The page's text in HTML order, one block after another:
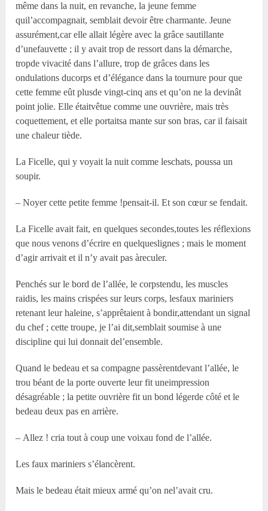
même dans la nuit, en revanche, la jeune femme
quil’accompagnait, semblait devoir être charmante. Jeune
assurément,car elle allait légère avec la grâce sautillante
d’unefauvette ; il y avait trop de ressort dans la démarche,
tropde vivacité dans l’allure, trop de grâces dans les
ondulations ducorps et d’élégance dans la tournure pour que
cette femme eût plusde vingt-cinq ans et qu’on ne la devinât
point jolie. Elle étaitvêtue comme une ouvrière, mais très
coquettement, et elle portaitsa mante sur son bras, car il faisait
une chaleur tiède.
La Ficelle, qui y voyait la nuit comme leschats, poussa un
soupir.
– Noyer cette petite femme !pensait-il. Et son cœur se fendait.
La Ficelle avait fait, en quelques secondes,toutes les réflexions
que nous venons d’écrire en quelqueslignes ; mais le moment
d’agir arrivait et il n’y avait pas àreculer.
Penchés sur le bord de l’allée, le corpstendu, les muscles
raidis, les mains crispées sur leurs corps, lesfaux mariniers
retenant leur haleine, s’apprêtaient à bondir,attendant un signal
du chef ; cette troupe, je l’ai dit,semblait soumise à une
discipline qui lui donnait del’ensemble.
Quand le bedeau et sa compagne passèrentdevant l’allée, le
trou béant de la porte ouverte leur fit uneimpression
désagréable ; la petite ouvrière fit un bond légerde côté et le
bedeau deux pas en arrière.
– Allez ! cria tout à coup une voixau fond de l’allée.
Les faux mariniers s’élancèrent.
Mais le bedeau était mieux armé qu’on nel’avait cru.